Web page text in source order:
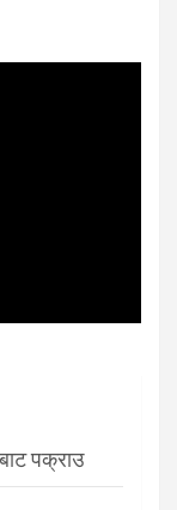
पक्राउ